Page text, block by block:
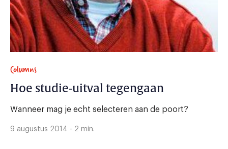
Columns
Hoe studie-uitval tegengaan
Wanneer mag je echt selecteren aan de poort?
9 augustus 2014 - 2 min.